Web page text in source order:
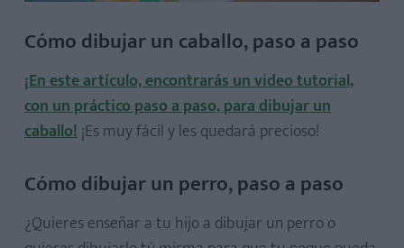
Cómo dibujar un caballo, paso a paso
¡En este artículo, encontrarás un video tutorial,
con un práctico paso a paso, para dibujar un
caballo!¡Es muy fácil y les quedará precioso!
Cómo dibujar un perro, paso a paso
¿Quieres enseñar a tu hijo a dibujar un perro o